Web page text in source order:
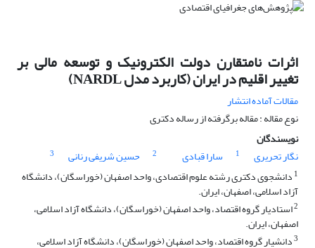
اثرات نامتقارن دولت الکترونیک و توسعه مالی بر
تغییر اقلیم در ایران (کاربرد مدل NARDL)
مقالات آماده انتشار
نوع مقاله : مقاله برگرفته از رساله دکتری
نویسندگان
نگار تحریری
1 سارا قبادی 2 حسین شریفی رنانی
3
1 دانشجوی دکتری رشته علوم اقتصادی، واحد اصفهان (خوراسگان)، دانشگاه
آزاد اسلامی، اصفهان، ایران.
2استادیار گروه اقتصاد، واحد اصفهان (خوراسگان)، دانشگاه آزاد اسلامی،
اصفهان، ایران.
3دانشیار گروه اقتصاد، واحد اصفهان (خوراسگان)، دانشگاه آزاد اسلامی،